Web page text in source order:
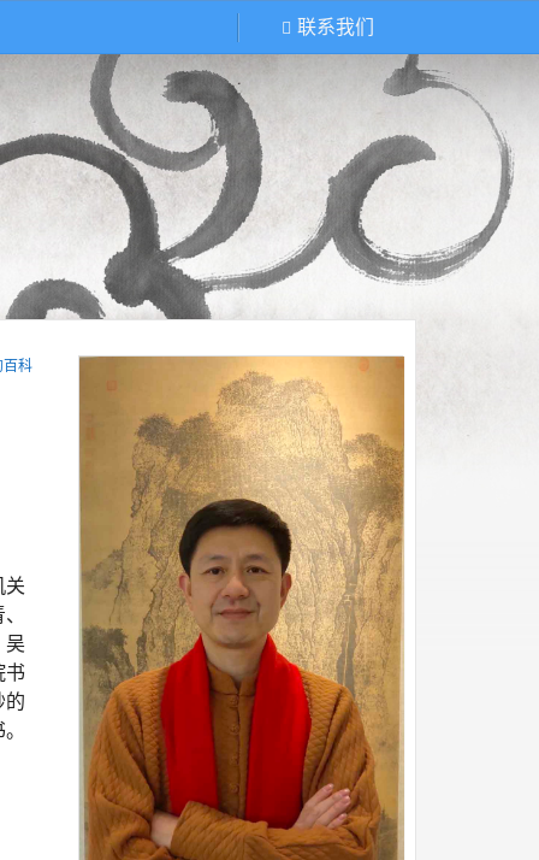
联系我们
百科
关
吴
书
的